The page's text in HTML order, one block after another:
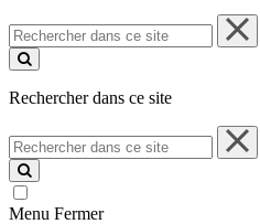
Rechercher
dans
ce
Rechercher dans ce site
Rechercher
dans
ce
site
Menu Fermer